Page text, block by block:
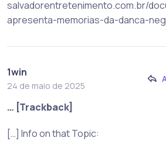
salvadorentretenimento.com.br/
apresenta-memorias-da-danca-
1win
24 de maio de 2025
… [Trackback]
[…] Info on that Topic: